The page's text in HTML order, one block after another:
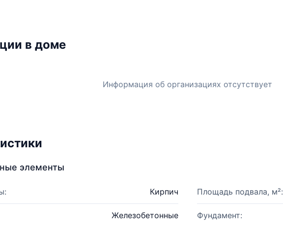
в доме
Информация об организациях отсутствует
элементы
Кирпич Площадь подвала, м²:
Железобетонные Фундамент: